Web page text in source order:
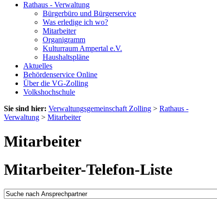
Rathaus - Verwaltung
Bürgerbüro und Bürgerservice
Was erledige ich wo?
Mitarbeiter
Organigramm
Kulturraum Ampertal e.V.
Haushaltspläne
Aktuelles
Behördenservice Online
Über die VG-Zolling
Volkshochschule
Sie sind hier: Verwaltungsgemeinschaft Zolling > Rathaus -
Verwaltung > Mitarbeiter
Mitarbeiter
Mitarbeiter-Telefon-Liste